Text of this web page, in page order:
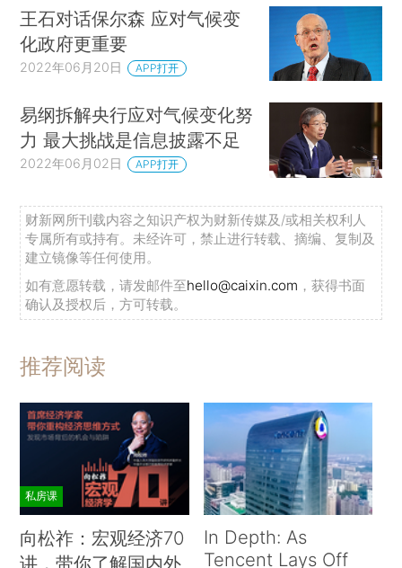
王石对话保尔森 应对气候变
化政府更重要
2022年06月20日 APP打开
易纲拆解央行应对气候变化努
力 最大挑战是信息披露不足
2022年06月02日 APP打开
财新网所刊载内容之知识产权为财新传媒及/或相关权利人
专属所有或持有。未经许可，禁止进行转载、摘编、复制及
建立镜像等任何使用。
如有意愿转载，请发邮件至hello@caixin.com ，获得书面
确认及授权后，方可转载。
推荐阅读
私房课
向松祚：宏观经济70
讲，带你了解国内外
In Depth: As
Tencent Lays Off